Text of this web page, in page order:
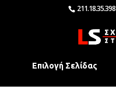
211.18.35.398
Επιλογή Σελίδας